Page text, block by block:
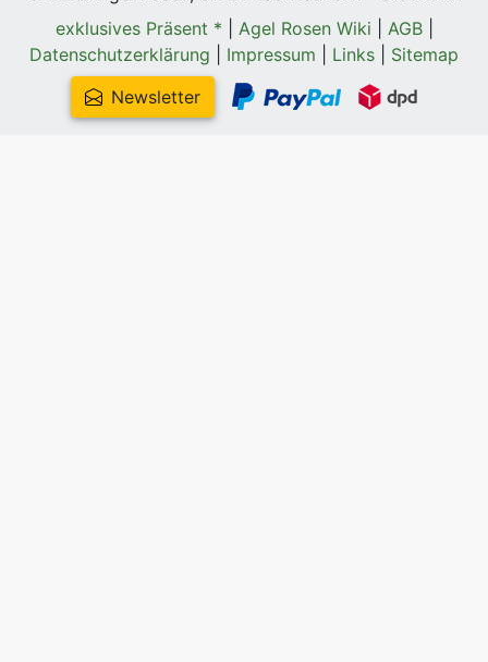
exklusives Präsent *
Agel Rosen Wiki AGB|
Datenschutzerklärung
Impressum Links
Sitemap
Newsletter